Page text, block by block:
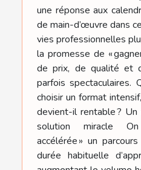
une réponse aux
de main-d’œuvre dans
vies professionnelles
la promesse de «
de prix, de qualité et
parfois spectaculaires.
choisir un format
devient-il rentable ?
solution miracle
accélérée » un
durée habituelle